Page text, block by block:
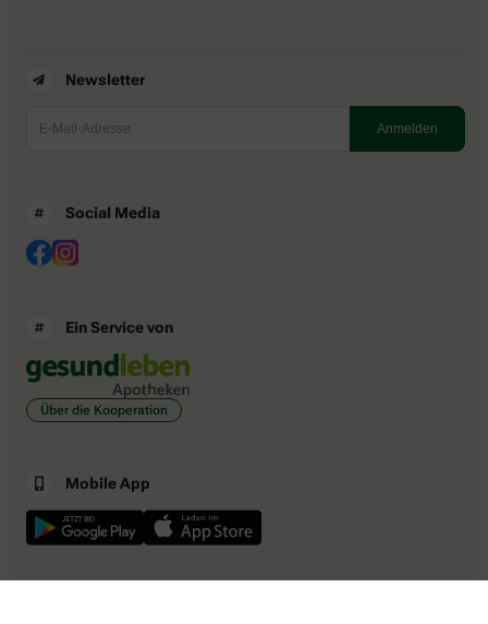
Newsletter
Social Media
Ein Service von
Über die Kooperation
Mobile App